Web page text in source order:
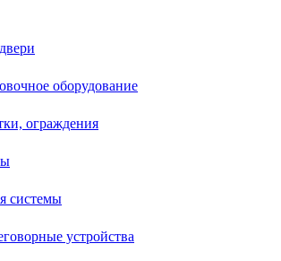
оборудование
ограждения
cистемы
устройства